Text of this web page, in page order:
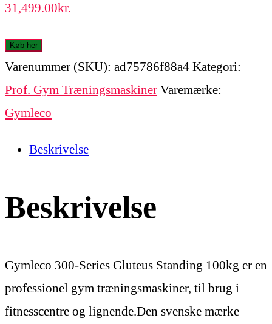
31,499.00kr.
Køb her
Varenummer (SKU): ad75786f88a4 Kategori:
Prof. Gym Træningsmaskiner Varemærke:
Gymleco
Beskrivelse
Beskrivelse
Gymleco 300-Series Gluteus Standing 100kg er en
professionel gym træningsmaskiner, til brug i
fitnesscentre og lignende.Den svenske mærke